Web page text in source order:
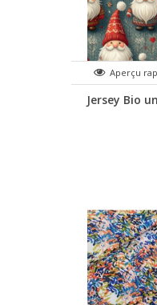
Aperçu
Jersey Bio